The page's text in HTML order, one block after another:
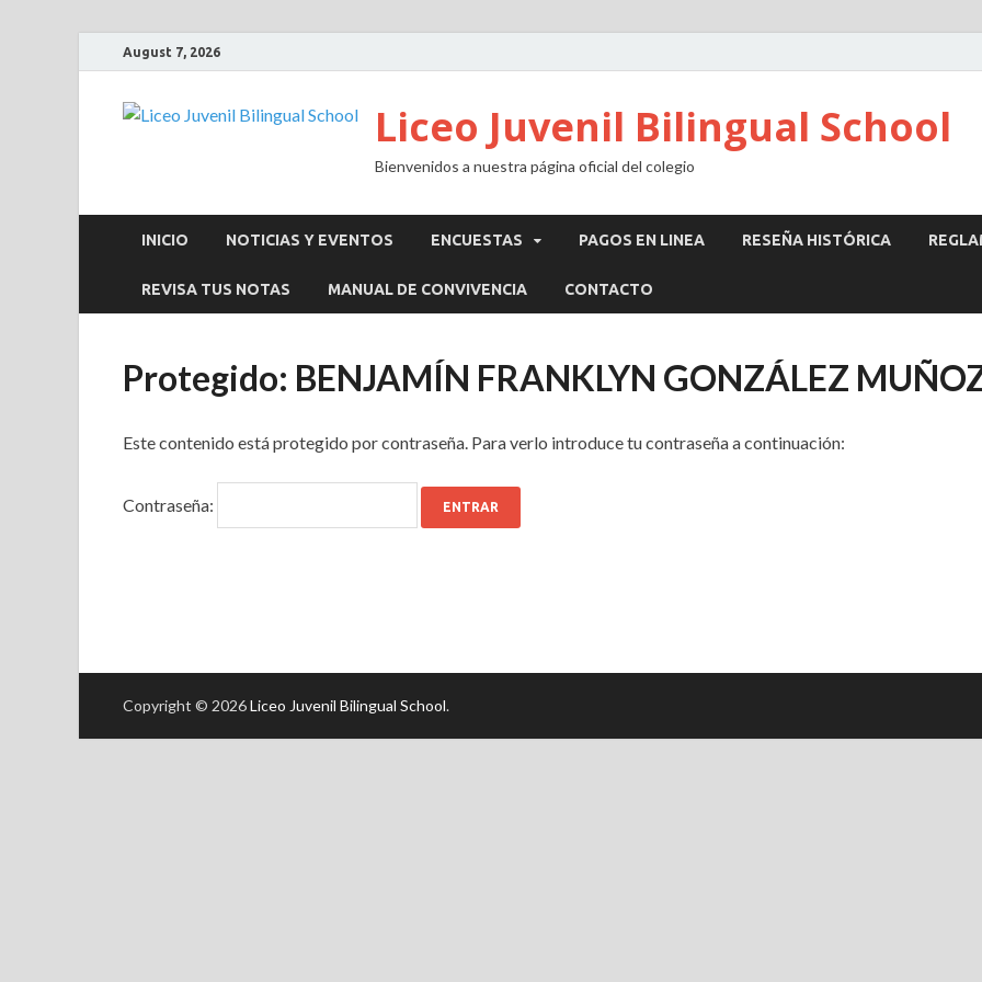
August 7, 2026
Liceo Juvenil Bilingual School
Bienvenidos a nuestra página oficial del colegio
INICIO NOTICIAS Y EVENTOS ENCUESTAS PAGOS EN LINEA RESEÑA HISTÓRICA
REVISA TUS NOTAS MANUAL DE CONVIVENCIA CONTACTO
Protegido: BENJAMÍN FRANKLYN GONZÁLEZ
Este contenido está protegido por contraseña. Para verlo introduce tu contraseña a continuación:
Contraseña:
Copyright © 2026Liceo Juvenil Bilingual School.